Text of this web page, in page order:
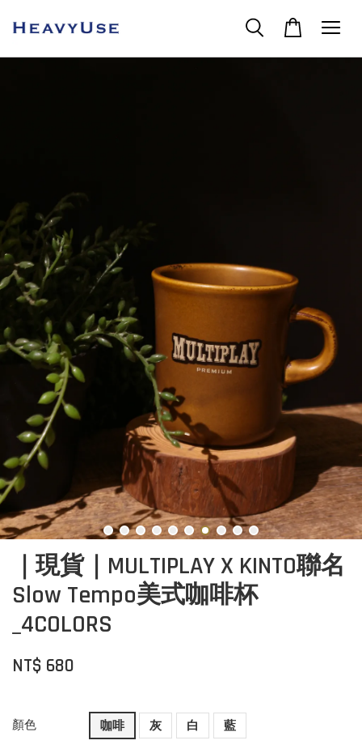
｜現貨｜MULTIPLAY X KINTO聯名
Slow Tempo美式咖啡杯
_4COLORS
NT$ 680
顏色 咖啡 灰 白 藍